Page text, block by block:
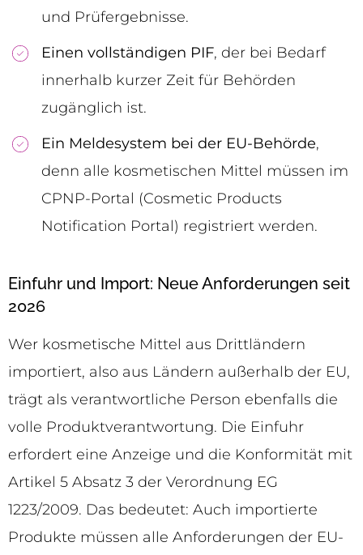
und Prüfergebnisse.
Einen vollständigen PIF, der bei Bedarf
innerhalb kurzer Zeit für Behörden
zugänglich ist.
Ein Meldesystem bei der EU-Behörde,
denn alle kosmetischen Mittel müssen im
CPNP-Portal (Cosmetic Products
Notification Portal) registriert werden.
Einfuhr und Import: Neue Anforderungen seit
2026
Wer kosmetische Mittel aus Drittländern
importiert, also aus Ländern außerhalb der EU,
trägt als verantwortliche Person ebenfalls die
volle Produktverantwortung. Die Einfuhr
erfordert eine Anzeige und die Konformität mit
Artikel 5 Absatz 3 der Verordnung EG
1223/2009. Das bedeutet: Auch importierte
Produkte müssen alle Anforderungen der EU-